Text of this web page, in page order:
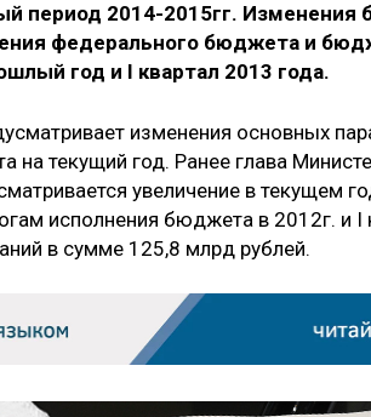
период 2014-2015гг. Изменения
федерального бюджета и
год и I квартал 2013 года.
изменения основных
текущий год. Ранее глава
увеличение в текущем
исполнения бюджета в 2012г. и I
в сумме 125,8 млрд рублей.